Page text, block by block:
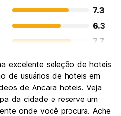
7.3
6.3
7.7
7.5
6.7
7.3
excelente seleção de hoteis
de usuários de hoteis em
de Ancara hoteis. Veja
da cidade e reserve um
onde você procura. Ache